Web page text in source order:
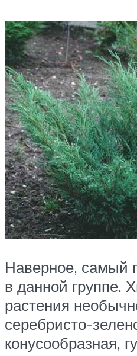
Наверное, самый
в данной группе.
растения
серебристо-
конусообразная,